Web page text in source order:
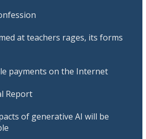
at teachers rages, its forms
payments on the Internet
Report
of generative AI will be